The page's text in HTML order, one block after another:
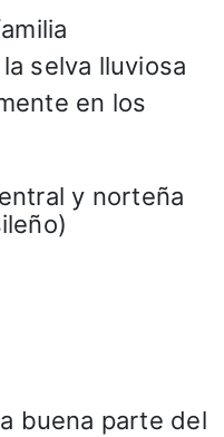
selva lluviosa
en los
y norteña
buena parte del